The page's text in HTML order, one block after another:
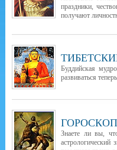
праздники,
получают
Буддийская
развиваться
Знаете ли вы,